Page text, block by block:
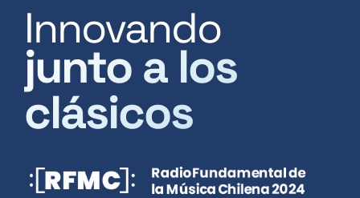
Innovando
junto a los
clásicos